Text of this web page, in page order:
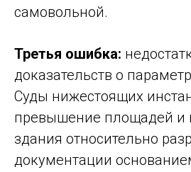
самовольной.
Третья ошибка:
доказательств о
Суды нижестоящих
превышение площадей и
здания относительно
документации